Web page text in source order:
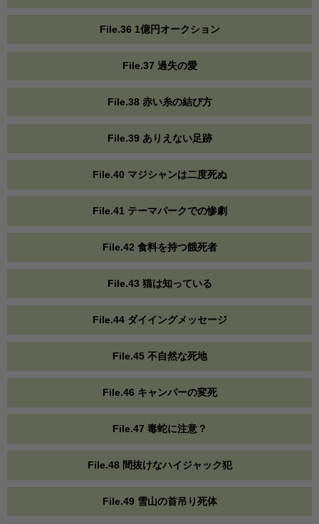
File.36 1億円オークション
File.37 過失の愛
File.38 赤い糸の結び方
File.39 ありえない足跡
File.40 マジシャンは二度死ぬ
File.41 テーマパークでの惨劇
File.42 食料を持つ餓死者
File.43 猫は知っている
File.44 ダイイングメッセージ
File.45 不自然な死地
File.46 キャンパーの変死
File.47 毒蛇に注意？
File.48 間抜けなハイジャック犯
File.49 雪山の首吊り死体